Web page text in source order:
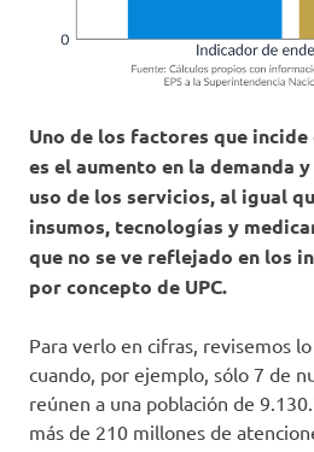
Uno de los factores que
es el aumento en la demanda
uso de los servicios, al igual
insumos, tecnologías y
que no se ve reflejado en los
por concepto de UPC.
Para verlo en cifras, revisemos
cuando, por ejemplo, sólo 7 de
reúnen a una población de
más de 210 millones de